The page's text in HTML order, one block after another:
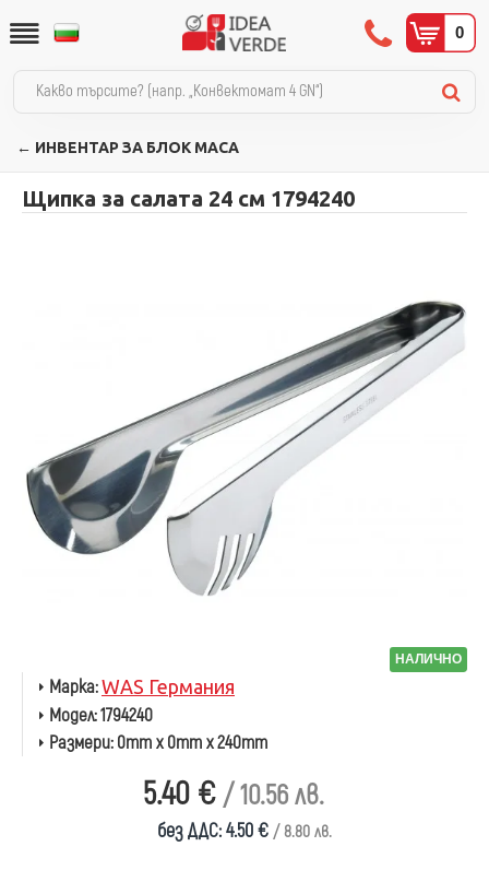
0
← ИНВЕНТАР ЗА БЛОК МАСА
Щипка за салата 24 см 1794240
НАЛИЧНО
5.40 € / 10.56 лв.
без ДДС: 4.50 € / 8.80 лв.
Марка:WAS Германия
Модел:1794240
Размери:0mm x 0mm x 240mm